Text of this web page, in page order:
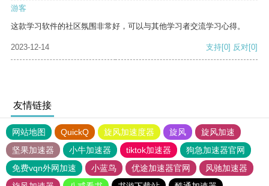
游客
这款学习软件的社区氛围非常好，可以与其他学习者交流学习心得。
2023-12-14 支持[0] 反对[0]
友情链接
网站地图 QuickQ 旋风加速度器 旋风
旋风加速
坚果加速器
小牛加速器 tiktok加速器
狗急加速器官网
免费vqn外网加速
小蓝鸟 优途加速器官网
风驰加速器